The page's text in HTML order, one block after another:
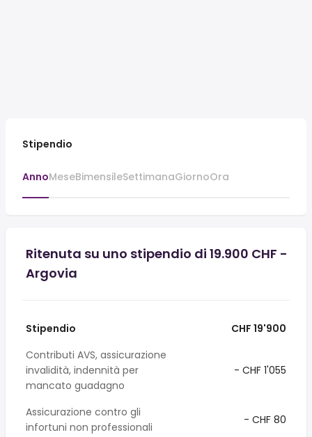
Stipendio
AnnoMeseBimensileSettimanaGiornoOra
Ritenuta su uno stipendio di 19.900 CHF -
Argovia
Stipendio
CHF 19'900
Contributi AVS, assicurazione
invalidità, indennità per
mancato guadagno
- CHF 1'055
Assicurazione contro gli
infortuni non professionali
- CHF 80